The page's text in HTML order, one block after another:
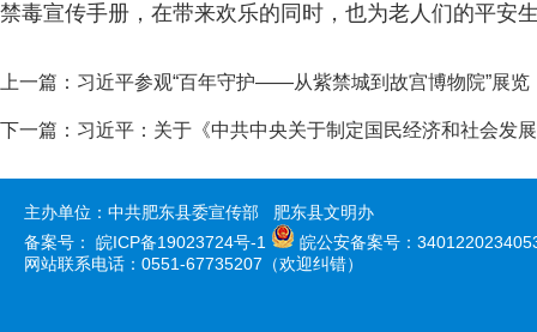
禁毒宣传手册，在带来欢乐的同时，也为老人们的平安
上一篇： 习近平参观“百年守护——从紫禁城到故宫博物院”展览
下一篇： 习近平：关于《中共中央关于制定国民经济和社会发
主办单位：中共肥东县委宣传部 肥东县文明办
备案号： 皖ICP备19023724号-1
皖公安备案号：
网站联系电话：0551-67735207（欢迎纠错）